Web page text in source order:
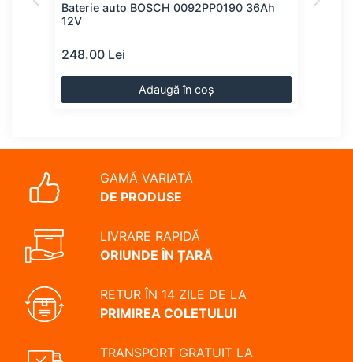
Baterie auto BOSCH 0092PP0190 36Ah
12V
248.00 Lei
Adaugă în coș
GAMĂ VARIATĂ
DE PRODUSE
LIVRARE RAPIDĂ
ORIUNDE ÎN ȚARĂ
RETUR ÎN 14 ZILE DE LA
PRIMIREA COLETULUI
TRANSPORT GRATUIT LA